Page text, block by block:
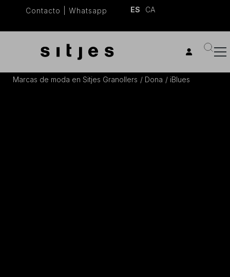
Contacto Whatsapp ES CA
Marcas de moda en Sitjes Granollers Dona iBlues